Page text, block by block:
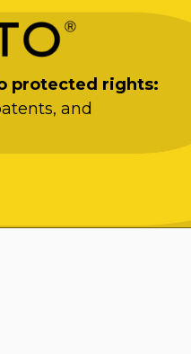
protected rights:
and